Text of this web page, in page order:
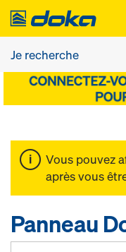
Vous pouvez
après vous
Panneau